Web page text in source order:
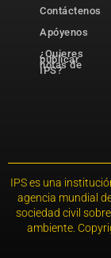
Contáctenos
Apóyenos
¿Quieres
publicar
notas de
IPS?
IPS es una
agencia mundial
sociedad civil
ambiente.